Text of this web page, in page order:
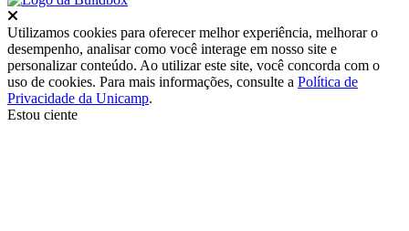
Utilizamos cookies para oferecer melhor experiência, melhorar o
desempenho, analisar como você interage em nosso site e
personalizar conteúdo. Ao utilizar este site, você concorda com o
uso de cookies. Para mais informações, consulte a Política de
Privacidade da Unicamp.
Estou ciente